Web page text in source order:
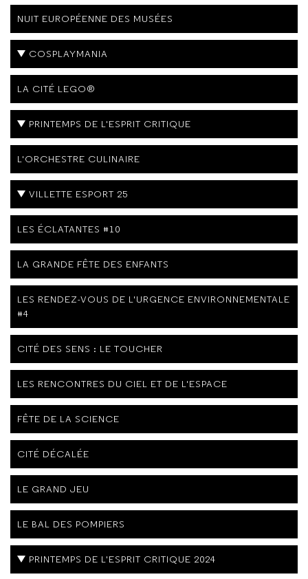
NUIT EUROPÉENNE DES MUSÉES
COSPLAYMANIA
LA CITÉ LEGO®
PRINTEMPS DE L'ESPRIT CRITIQUE
L'ORCHESTRE CULINAIRE
VILLETTE ESPORT 25
LES ÉCLATANTES #10
LA GRANDE FÊTE DES ENFANTS
LES RENDEZ-VOUS DE L'URGENCE ENVIRONNEMENTALE
#4
CITÉ DES SENS : LE TOUCHER
LES RENCONTRES DU CIEL ET DE L'ESPACE
FÊTE DE LA SCIENCE
CITÉ DÉCALÉE
LE GRAND JEU
LE BAL DES POMPIERS
PRINTEMPS DE L'ESPRIT CRITIQUE 2024